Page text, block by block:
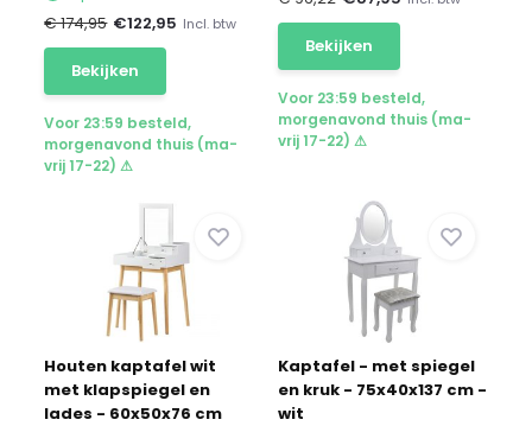
€ 174,95 €122,95 Incl. btw
Bekijken
Voor 23:59 besteld,
morgenavond thuis (ma-
vrij 17-22) ⚠
Bekijken
Voor 23:59 besteld,
morgenavond thuis (ma-
vrij 17-22) ⚠
Houten kaptafel wit
met klapspiegel en
lades - 60x50x76 cm
Kaptafel - met spiegel
en kruk - 75x40x137 cm -
wit